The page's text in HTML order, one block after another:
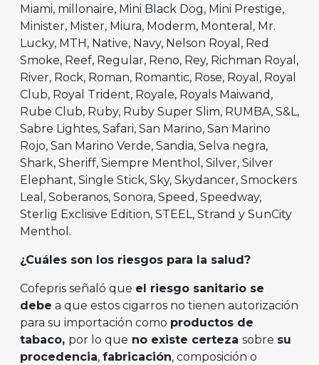
Miami, millonaire, Mini Black Dog, Mini Prestige,
Minister, Mister, Miura, Moderm, Monteral, Mr.
Lucky, MTH, Native, Navy, Nelson Royal, Red
Smoke, Reef, Regular, Reno, Rey, Richman Royal,
River, Rock, Roman, Romantic, Rose, Royal, Royal
Club, Royal Trident, Royale, Royals Maiwand,
Rube Club, Ruby, Ruby Super Slim, RUMBA, S&L,
Sabre Lightes, Safari, San Marino, San Marino
Rojo, San Marino Verde, Sandia, Selva negra,
Shark, Sheriff, Siempre Menthol, Silver, Silver
Elephant, Single Stick, Sky, Skydancer, Smockers
Leal, Soberanos, Sonora, Speed, Speedway,
Sterlig Exclisive Edition, STEEL, Strand y SunCity
Menthol.
¿Cuáles son los riesgos para la salud?
Cofepris señaló que el riesgo sanitario se
debe a que estos cigarros no tienen autorización
para su importación como productos de
tabaco, por lo que no existe certeza sobre su
procedencia, fabricación, composición o